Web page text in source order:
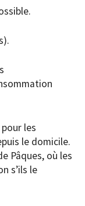
les
le domicile.
Pâques, où les
s’ils le